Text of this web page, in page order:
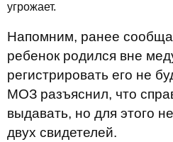
угрожает.
Напомним, ранее
ребенок родился вне
регистрировать его не
МОЗ разъяснил, что
выдавать, но для этого
двух свидетелей.